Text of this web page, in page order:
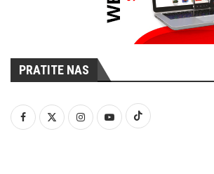
PRATITE NAS